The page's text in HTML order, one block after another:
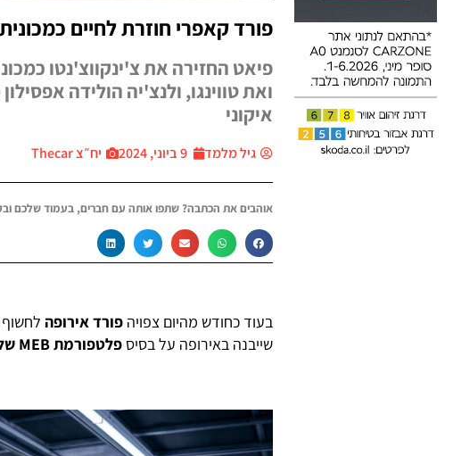
פורד קאפרי חוזרת לחיים
ואת טווינגו, ולנצ'יה הולידה
איקוני
גיל מלמד 9 ביוני, 2024 יח״צ Thecar
אוהבים את הכתבה? שתפו אותה עם חברים, בעמוד שלכם
בעוד כחודש מהיום צפויה פורד אירופה
שייבנה באירופה על בסיס פלטפורמת MEB של פולקסווגן